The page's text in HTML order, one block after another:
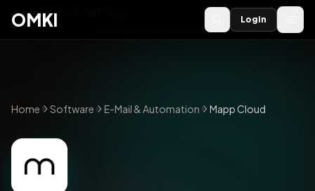
OMKI 2027
OMKI Login
Home Software E-Mail & Automation Mapp Cloud